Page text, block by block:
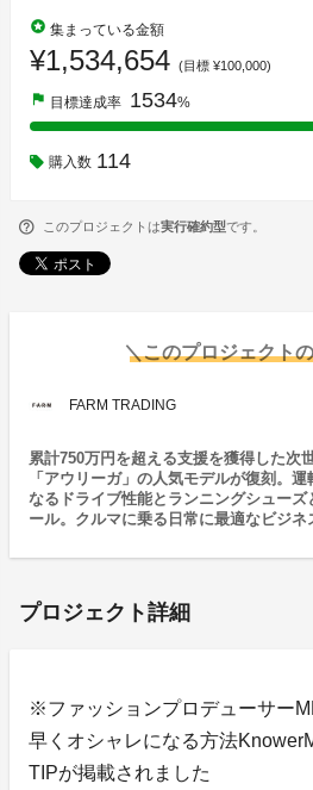
stars 集まっている金額
¥1,534,654 (目標 ¥100,000)
flag 目標達成率 1534%
購入数 114
このプロジェクトは実行確約型です。
＼このプロジェクト
FARM TRADING
累計750万円を超える支援を獲得した次
「アウリーガ」の人気モデルが復刻。
なるドライブ性能とランニングシュー
ール。クルマに乗る日常に最適なビジネ
プロジェクト詳細
※ファッションプロデューサー
早くオシャレになる方法
TIPが掲載されました